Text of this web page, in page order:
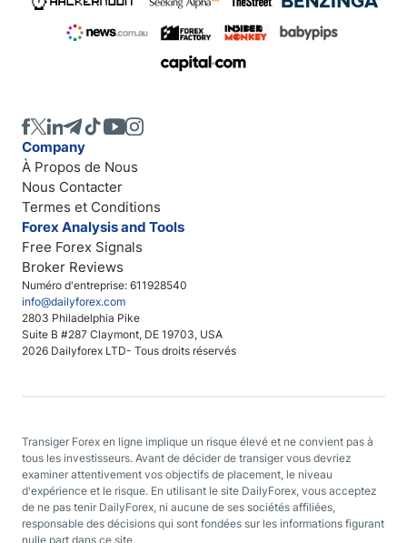
Numéro d'entreprise: 611928540
info@dailyforex.com
2803 Philadelphia Pike
Suite B #287 Claymont, DE 19703, USA
2026 Dailyforex LTD- Tous droits réservés
Company
À Propos de Nous
Nous Contacter
Termes et Conditions
Forex Analysis and Tools
Free Forex Signals
Broker Reviews
Transiger Forex en ligne implique un risque élevé et ne convient pas à
tous les investisseurs. Avant de décider de transiger vous devriez
examiner attentivement vos objectifs de placement, le niveau
d'expérience et le risque. En utilisant le site DailyForex, vous acceptez
de ne pas tenir DailyForex, ni aucune de ses sociétés affiliées,
responsable des décisions qui sont fondées sur les informations figurant
nulle part dans ce site.